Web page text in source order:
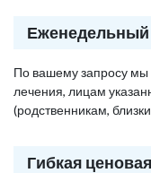
Еженедельный
По вашему запросу мы
лечения, лицам
(родственникам,
Гибкая